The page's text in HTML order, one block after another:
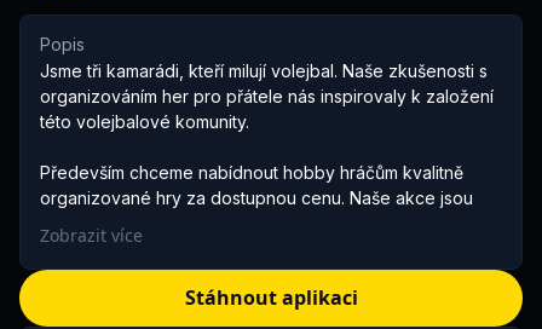
Popis
Jsme tři kamarádi, kteří milují volejbal. Naše zkušenosti s
organizováním her pro přátele nás inspirovaly k založení
této volejbalové komunity.
Především chceme nabídnout hobby hráčům kvalitně
organizované hry za dostupnou cenu. Naše akce jsou
otevřené všem volejbalovým nadšencům, kteří chtějí růst
a zlepšovat své dovednosti.
Vytváříme přátelské a bezpečné prostředí, kde si mohou
zahrát i ti, kteří momentálně nemají s kým. Samozřejmě
Zobrazit více
Stáhnout aplikaci